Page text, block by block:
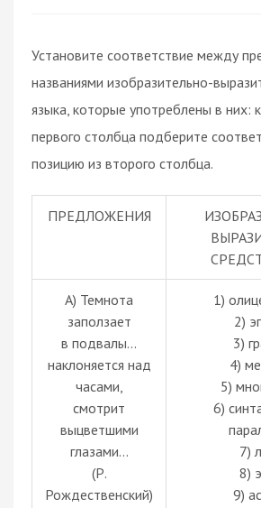
Установите соответствие между
названиями изобразительно-
языка, которые употреблены в них:
первого столбца подберите
позицию из второго столбца.
ПРЕДЛОЖЕНИЯ
А) Темнота
заползает
в подвалы...
наклоняется над
часами,
смотрит
выцветшими
глазами...
(Р.
Рождественский)
1)
2)
3)
4)
5)
6)
7)
8)
9)